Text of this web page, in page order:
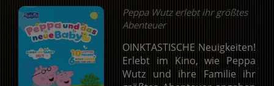
Peppa Wutz erlebt ihr größtes
Abenteuer
OINKTASTISCHE Neuigkeiten!
Erlebt im Kino, wie Peppa
Wutz und ihre Familie ihr